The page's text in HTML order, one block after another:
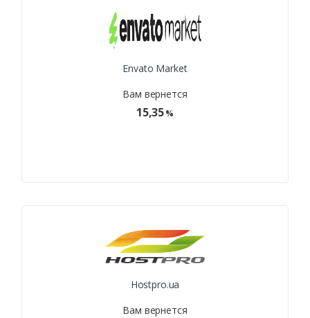
Envato Market
Вам вернется
15,35%
Hostpro.ua
Вам вернется